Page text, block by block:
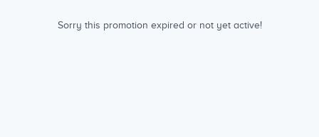
Sorry this promotion expired or not yet active!